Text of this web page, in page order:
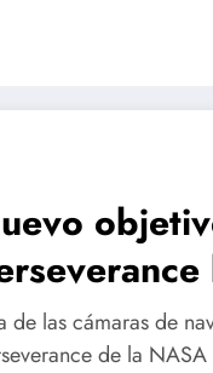
en
de las cámaras de
de la